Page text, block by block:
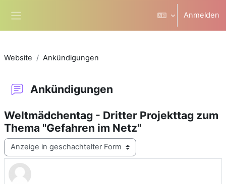
Anmelden
Website Ankündigungen
Ankündigungen
Weltmädchentag - Dritter Projekttag zum
Thema "Gefahren im Netz"
Anzeigemodus